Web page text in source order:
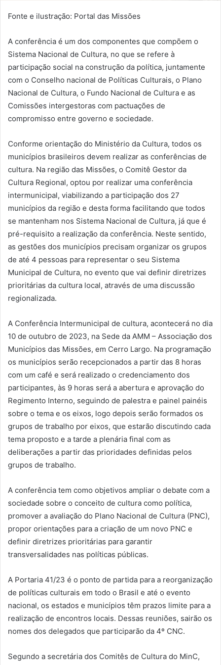
Fonte e ilustração: Portal das Missões
A conferência é um dos componentes que compõem o
Sistema Nacional de Cultura, no que se refere à
participação social na construção da política, juntamente
com o Conselho nacional de Políticas Culturais, o Plano
Nacional de Cultura, o Fundo Nacional de Cultura e as
Comissões intergestoras com pactuações de
compromisso entre governo e sociedade.
Conforme orientação do Ministério da Cultura, todos os
municípios brasileiros devem realizar as conferências de
cultura. Na região das Missões, o Comitê Gestor da
Cultura Regional, optou por realizar uma conferência
intermunicipal, viabilizando a participação dos 27
municípios da região e desta forma facilitando que todos
se mantenham nos Sistema Nacional de Cultura, já que é
pré-requisito a realização da conferência. Neste sentido,
as gestões dos municípios precisam organizar os grupos
de até 4 pessoas para representar o seu Sistema
Municipal de Cultura, no evento que vai definir diretrizes
prioritárias da cultura local, através de uma discussão
regionalizada.
A Conferência Intermunicipal de cultura, acontecerá no dia
10 de outubro de 2023, na Sede da AMM – Associação dos
Municípios das Missões, em Cerro Largo. Na programação
os municípios serão recepcionados a partir das 8 horas
com um café e será realizado o credenciamento dos
participantes, às 9 horas será a abertura e aprovação do
Regimento Interno, seguindo de palestra e painel painéis
sobre o tema e os eixos, logo depois serão formados os
grupos de trabalho por eixos, que estarão discutindo cada
tema proposto e a tarde a plenária final com as
deliberações a partir das prioridades definidas pelos
grupos de trabalho.
A conferência tem como objetivos ampliar o debate com a
sociedade sobre o conceito de cultura como política,
promover a avaliação do Plano Nacional de Cultura (PNC),
propor orientações para a criação de um novo PNC e
definir diretrizes prioritárias para garantir
transversalidades nas políticas públicas.
A Portaria 41/23 é o ponto de partida para a reorganização
de políticas culturais em todo o Brasil e até o evento
nacional, os estados e municípios têm prazos limite para a
realização de encontros locais. Dessas reuniões, sairão os
nomes dos delegados que participarão da 4º CNC.
Segundo a secretária dos Comitês de Cultura do MinC,